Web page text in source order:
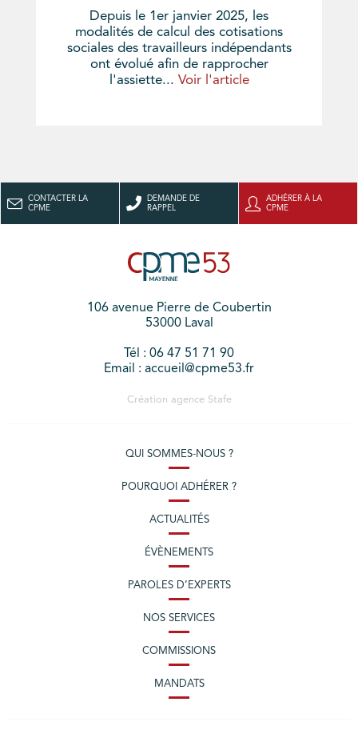
Depuis le 1er janvier 2025, les
modalités de calcul des cotisations
sociales des travailleurs indépendants
ont évolué afin de rapprocher
l'assiette... Voir l'article
CONTACTER LA
CPME
DEMANDE DE
RAPPEL
ADHÉRER À LA
CPME
106 avenue Pierre de Coubertin
53000 Laval
Tél : 06 47 51 71 90
Email : accueil@cpme53.fr
Création agence Stafe
QUI SOMMES-NOUS ?
POURQUOI ADHÉRER ?
ACTUALITÉS
ÉVÈNEMENTS
PAROLES D’EXPERTS
NOS SERVICES
COMMISSIONS
MANDATS